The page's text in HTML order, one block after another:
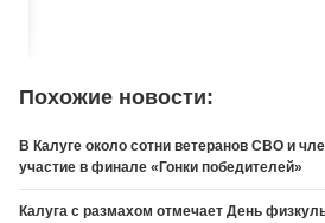
Похожие новости:
В Калуге около сотни ветеранов СВО и
участие в финале «Гонки победителей»
Калуга с размахом отмечает День